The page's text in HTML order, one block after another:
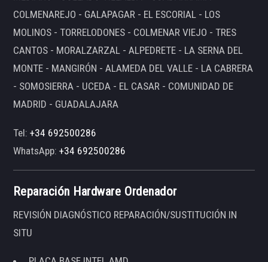
COLMENAREJO - GALAPAGAR - EL ESCORIAL - LOS
MOLINOS - TORRELODONES - COLMENAR VIEJO - TRES
CANTOS - MORALZARZAL - ALPEDRETE - LA SERNA DEL
MONTE - MANGIRÓN - ALAMEDA DEL VALLE - LA CABRERA
- SOMOSIERRA - UCEDA - EL CASAR - COMUNIDAD DE
MADRID - GUADALAJARA
Tel:+34 692500286
WhatsApp:+34 692500286
Reparación Hardware Ordenador
REVISIÓN DIAGNÓSTICO REPARACIÓN/SUSTITUCIÓN IN
SITU